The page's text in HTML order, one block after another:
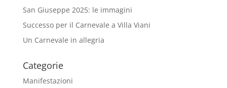
San Giuseppe 2025: le immagini
Successo per il Carnevale a Villa Viani
Un Carnevale in allegria
Categorie
Manifestazioni